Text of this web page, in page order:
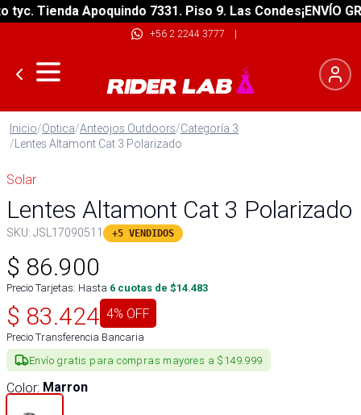
Tienda Apoquindo 7331. Piso 9. Las Condes¡ENVÍO
+56 2 2244 3777 |
Inicio/Optica/Anteojos Outdoors/Categoría 3
/Lentes Altamont Cat 3 Polarizado
Solar
Lentes Altamont Cat 3 Polarizado
SKU: JSL17090511 +5 VENDIDOS
$ 86.900
Precio Tarjetas: Hasta 6 cuotas de $14.483
$ 83.424 4% OFF
Precio Transferencia Bancaria
Envío gratis para compras mayores a $149.999
Color: Marron